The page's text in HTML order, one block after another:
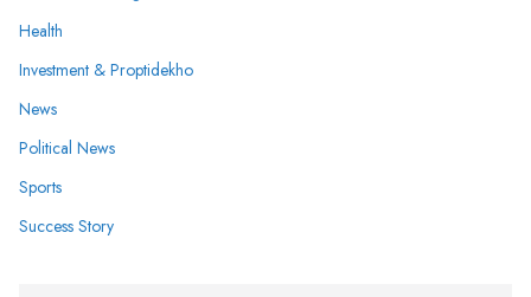
Health
Investment & Proptidekho
News
Political News
Sports
Success Story